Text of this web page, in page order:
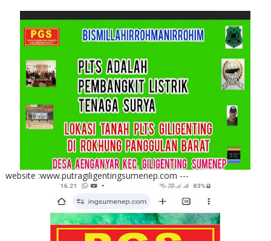
website :www.putragiligentingsumenep.com ---